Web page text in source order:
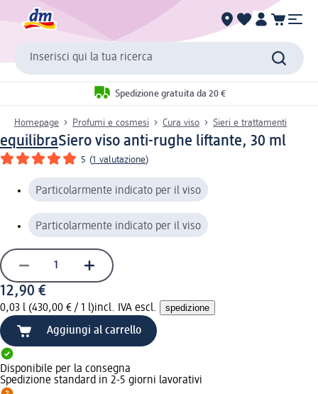
Inserisci qui la tua ricerca
Spedizione gratuita da 20 €
Homepage Profumi e cosmesi Cura viso Sieri e trattamenti
equilibraSiero viso anti-rughe liftante, 30 ml
5 (1 valutazione)
Particolarmente indicato per il viso
Particolarmente indicato per il viso
12,90 €
0,03 l (430,00 € / 1 l)incl. IVA escl. spedizione
Aggiungi al carrello
Disponibile per la consegna
Spedizione standard in 2-5 giorni lavorativi